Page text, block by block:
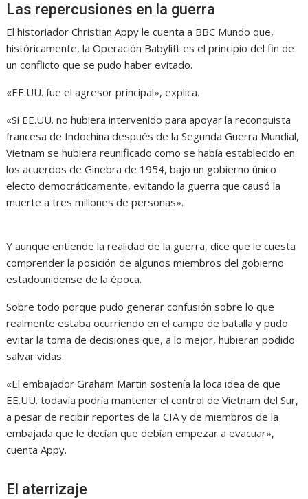
Las repercusiones en la guerra
El historiador Christian Appy le cuenta a BBC Mundo que,
históricamente, la Operación Babylift es el principio del fin de
un conflicto que se pudo haber evitado.
«EE.UU. fue el agresor principal», explica.
«Si EE.UU. no hubiera intervenido para apoyar la reconquista
francesa de Indochina después de la Segunda Guerra Mundial,
Vietnam se hubiera reunificado como se había establecido en
los acuerdos de Ginebra de 1954, bajo un gobierno único
electo democráticamente, evitando la guerra que causó la
muerte a tres millones de personas».
Y aunque entiende la realidad de la guerra, dice que le cuesta
comprender la posición de algunos miembros del gobierno
estadounidense de la época.
Sobre todo porque pudo generar confusión sobre lo que
realmente estaba ocurriendo en el campo de batalla y pudo
evitar la toma de decisiones que, a lo mejor, hubieran podido
salvar vidas.
«El embajador Graham Martin sostenía la loca idea de que
EE.UU. todavía podría mantener el control de Vietnam del Sur,
a pesar de recibir reportes de la CIA y de miembros de la
embajada que le decían que debían empezar a evacuar»,
cuenta Appy.
El aterrizaje